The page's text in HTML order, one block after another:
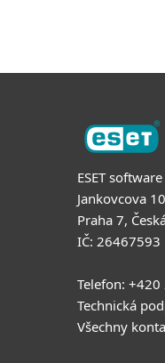
ESET
Jankovcova
Praha 7,
IČ: 26467593
Telefon:
Technická
Všechny